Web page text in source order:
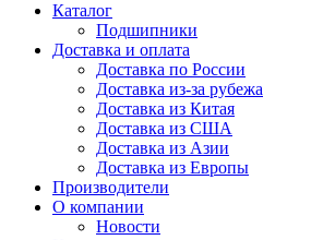
Каталог
Подшипники
Доставка и оплата
Доставка по России
Доставка из-за рубежа
Доставка из Китая
Доставка из США
Доставка из Азии
Доставка из Европы
Производители
О компании
Новости